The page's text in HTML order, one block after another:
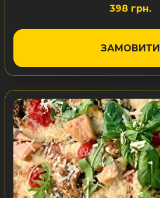
398 грн.
ЗАМОВИТИ